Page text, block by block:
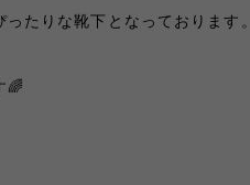
たりな靴下となっております。
🌈